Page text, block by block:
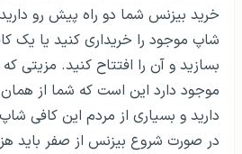
خرید بیزنس شما دو راه پیش رو
شاپ موجود را خریداری کنید یا یک
بسازید و آن را افتتاح کنید. مزیتی
موجود دارد این است که شما از
دارید و بسیاری از مردم این کافی
در صورت شروع بیزنس از صفر باید